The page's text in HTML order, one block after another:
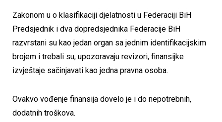
Zakonom u o klasifikaciji djelatnosti u Federaciji BiH
Predsjednik i dva dopredsjednika Federacije BiH
razvrstani su kao jedan organ sa jednim identifikacijskim
brojem i trebali su, upozoravaju revizori, finansijke
izvještaje sačinjavati kao jedna pravna osoba.
Ovakvo vođenje finansija dovelo je i do nepotrebnih,
dodatnih troškova.